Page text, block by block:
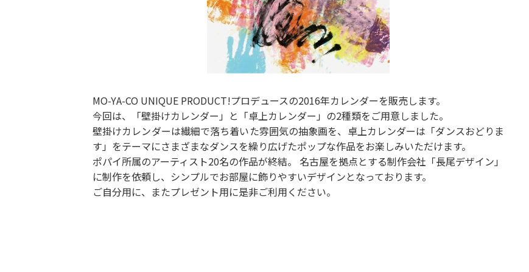
MO-YA-CO UNIQUE PRODUCT!プロデュースの2016年カレンダーを販売します。
今回は、「壁掛けカレンダー」と「卓上カレンダー」の2種類をご用意しました。
壁掛けカレンダーは繊細で落ち着いた雰囲気の抽象画を、卓上カレンダーは「ダンスおどりま
す」をテーマにさまざまなダンスを繰り広げたポップな作品をお楽しみいただけます。
ポパイ所属のアーティスト20名の作品が終結。 名古屋を拠点とする制作会社「長尾デザイン」
に制作を依頼し、シンプルでお部屋に飾りやすいデザインとなっております。
ご自分用に、またプレゼント用に是非ご利用ください。